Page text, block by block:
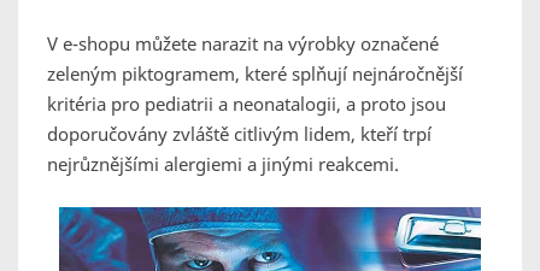
V e-shopu můžete narazit na výrobky označené
zeleným piktogramem, které splňují nejnáročnější
kritéria pro pediatrii a neonatalogii, a proto jsou
doporučovány zvláště citlivým lidem, kteří trpí
nejrůznějšími alergiemi a jinými reakcemi.